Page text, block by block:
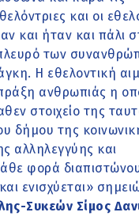
και οι
και ήταν και πάλι
των
Η εθελοντική
ανθρωπιάς η
στοιχείο της
δήμου της
αλληλεγγύης και
φορά
ενισχύεται»
Συκεών Σίμος